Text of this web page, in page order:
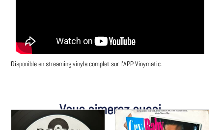
Disponible en streaming vinyle complet sur l’APP Vinymatic.
Vous aimerez aussi